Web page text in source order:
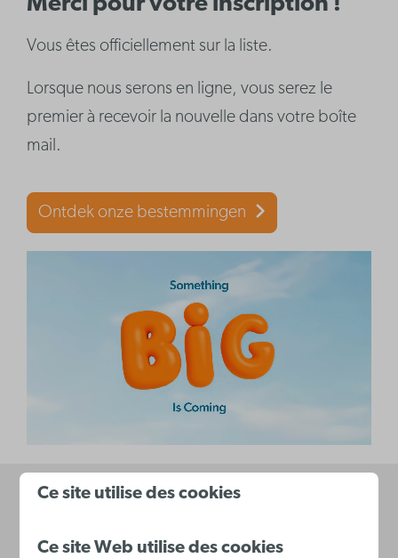
Merci pour votre inscription !
Vous êtes officiellement sur la liste.
Lorsque nous serons en ligne, vous serez le
premier à recevoir la nouvelle dans votre boîte
mail.
Ontdek onze bestemmingen
Ce site utilise des cookies
Ce site Web utilise des cookies